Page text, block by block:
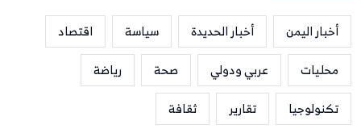
أخبار اليمن أخبار الحديدة سياسة
اقتصاد
محليات
عربي ودولي صحة
رياضة
تكنولوجيا
تقارير ثقافة